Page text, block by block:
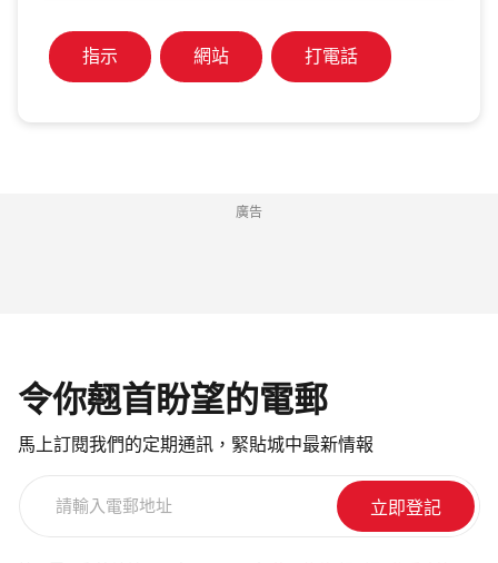
指示 網站 打電話
廣告
令你翹首盼望的電郵
馬上訂閱我們的定期通訊，緊貼城中最新情報